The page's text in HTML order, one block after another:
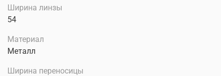
Ширина линзы
54
Материал
Металл
Ширина переносицы